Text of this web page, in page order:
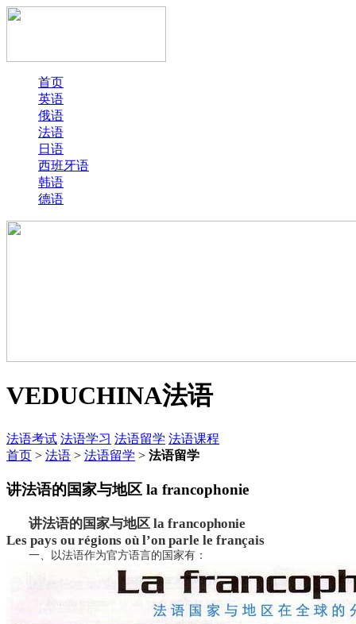
首页
英语
俄语
法语
日语
西班牙语
韩语
德语
VEDUCHINA法语
法语考试 法语学习 法语留学 法语课程
首页 > 法语 > 法语留学 > 法语留学
讲法语的国家与地区 la francophonie
讲法语的国家与地区 la francophonie
Les pays ou régions où l’on parle le français
一、以法语作为官方语言的国家有：